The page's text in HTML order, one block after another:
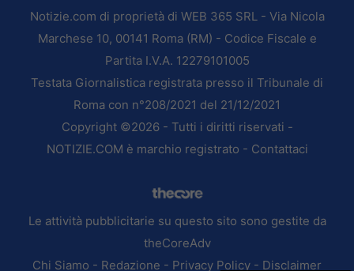
Notizie.com di proprietà di WEB 365 SRL - Via Nicola
Marchese 10, 00141 Roma (RM) - Codice Fiscale e
Partita I.V.A. 12279101005
Testata Giornalistica registrata presso il Tribunale di
Roma con n°208/2021 del 21/12/2021
Copyright ©2026 - Tutti i diritti riservati -
NOTIZIE.COM è marchio registrato - Contattaci
Le attività pubblicitarie su questo sito sono gestite da
theCoreAdv
Chi Siamo - Redazione - Privacy Policy - Disclaimer